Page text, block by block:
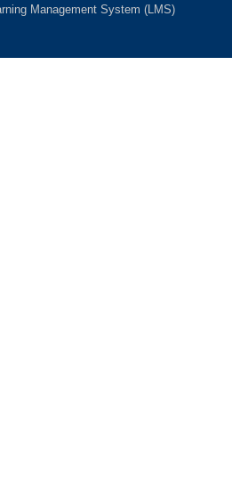
Management System (LMS)